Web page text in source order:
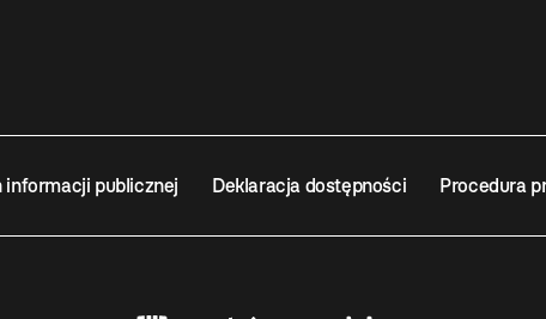
informacji publicznej Deklaracja dostępności Procedura